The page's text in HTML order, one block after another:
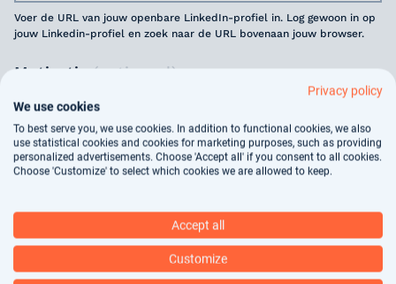
Voer de URL van jouw openbare LinkedIn-profiel in. Log gewoon in op
jouw Linkedin-profiel en zoek naar de URL bovenaan jouw browser.
Motivatie(optioneel)
arbeidsbemiddeling, dit vindt deels geautomatiseerd
privacy statement
wij jouw gegevens verwerken.
Privacy policy
We use cookies
To best serve you, we use cookies. In addition to functional cookies, we also
use statistical cookies and cookies for marketing purposes, such as providing
personalized advertisements. Choose 'Accept all' if you consent to all cookies.
Choose 'Customize' to select which cookies we are allowed to keep.
Accept all
Customize